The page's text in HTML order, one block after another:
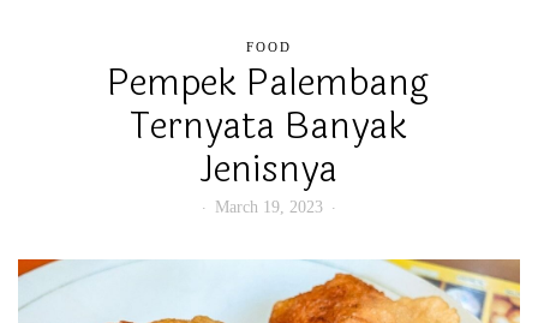
FOOD
Pempek Palembang
Ternyata Banyak
Jenisnya
March 19, 2023